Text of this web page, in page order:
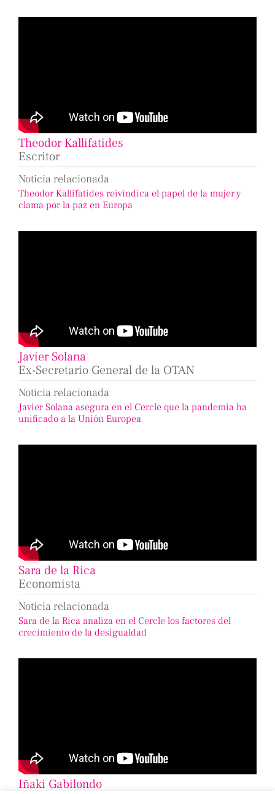
Theodor Kallifatides
Escritor
Noticia relacionada
Theodor Kallifatides reivindica el papel de la mujer y
clama por la paz en Europa
Javier Solana
Ex-Secretario General de la OTAN
Noticia relacionada
Javier Solana asegura en el Cercle que la pandemia ha
unificado a la Unión Europea
Sara de la Rica
Economista
Noticia relacionada
Sara de la Rica analiza en el Cercle los factores del
crecimiento de la desigualdad
Iñaki Gabilondo